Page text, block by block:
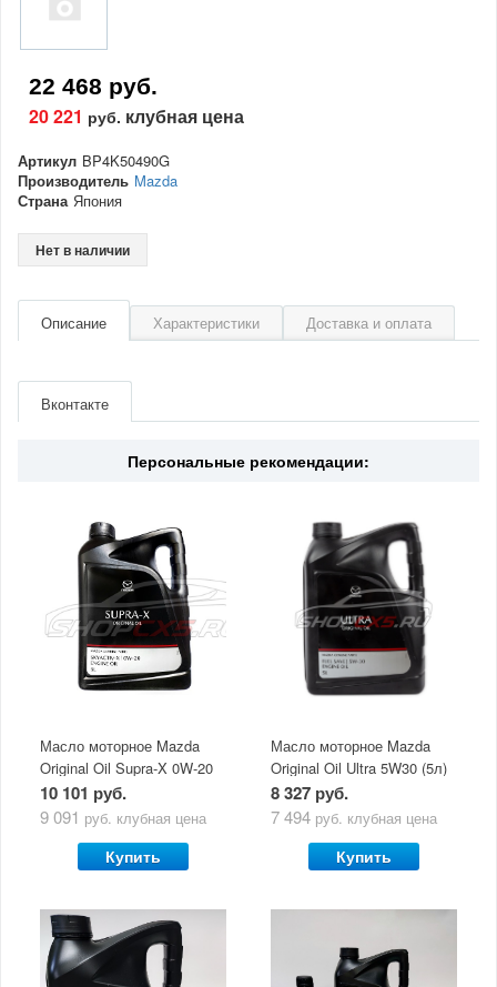
22 468 руб.
20 221 руб. клубная цена
Артикул BP4K50490G
Производитель Mazda
Страна Япония
Нет в наличии
Описание Характеристики Доставка и оплата
Страна Япония
Вконтакте
Персональные рекомендации:
Масло моторное Mazda
Original Oil Supra-X 0W-20
(5 л)
10 101 руб.
9 091 руб. клубная цена
Купить
Масло моторное Mazda
Original Oil Ultra 5W30 (5л)
8 327 руб.
7 494 руб. клубная цена
Купить